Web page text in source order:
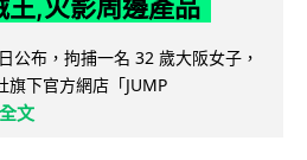
王,火影周邊產品
公布，拘捕一名 32 歲大阪女子，
旗下官方網店「JUMP
文